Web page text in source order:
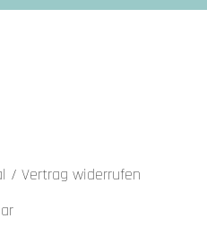
/ Vertrag widerrufen